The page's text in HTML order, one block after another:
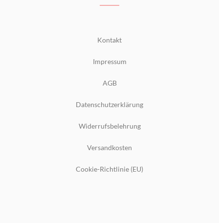
Kontakt
Impressum
AGB
Datenschutzerklärung
Widerrufsbelehrung
Versandkosten
Cookie-Richtlinie (EU)